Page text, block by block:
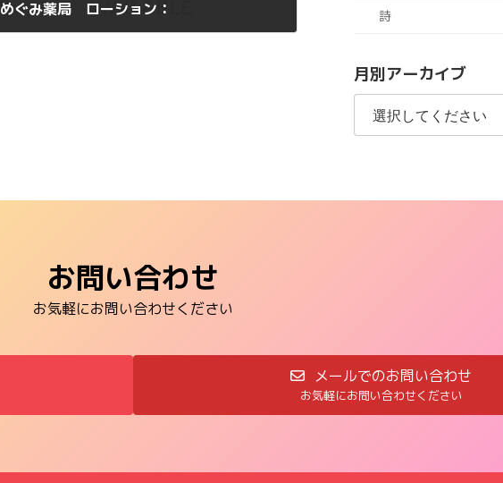
めぐみ薬局 ローション： 詩
月別アーカイブ
お問い合わせ
お気軽にお問い合わせください
メールでのお問い合わせ
お気軽にお問い合わせください